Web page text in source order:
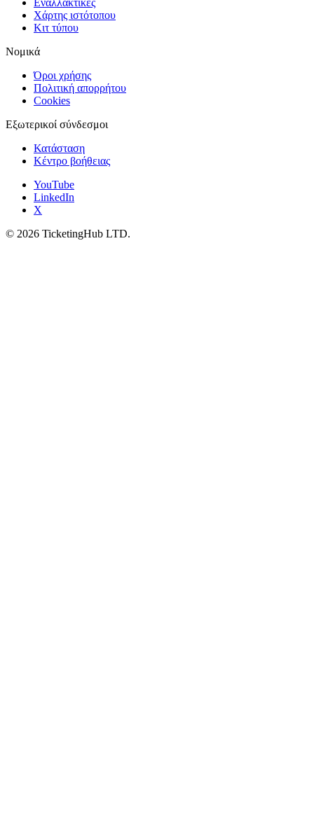
Χάρτης ιστότοπου
Κιτ τύπου
Νομικά
Όροι χρήσης
Πολιτική απορρήτου
Cookies
Εξωτερικοί σύνδεσμοι
Κατάσταση
Κέντρο βοήθειας
YouTube
LinkedIn
X
© 2026 TicketingHub LTD.